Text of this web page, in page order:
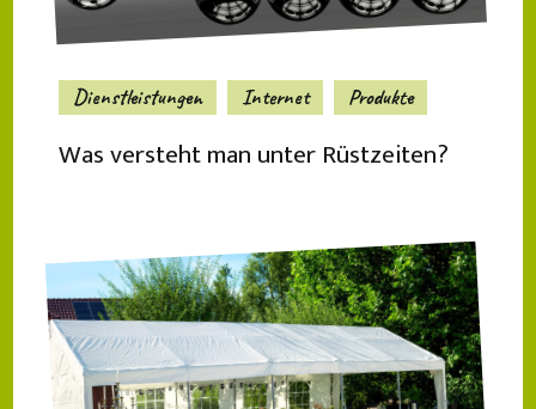
Dienstleistungen Internet Produkte
Was versteht man unter Rüstzeiten?